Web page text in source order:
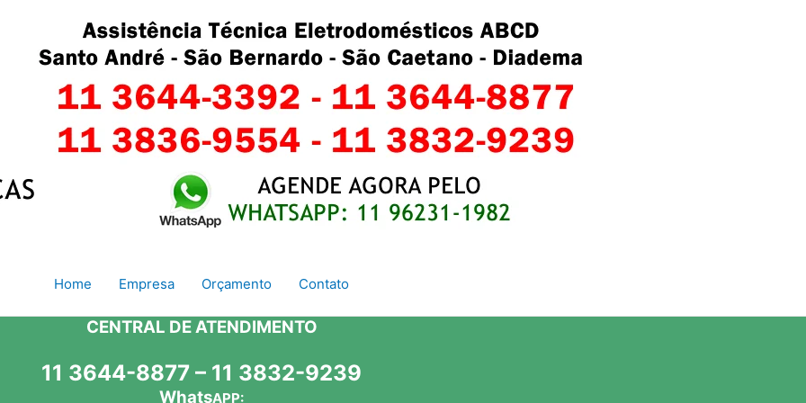
Home Empresa Orçamento Contato
CENTRAL DE ATENDIMENTO
11 3644-8877 – 11 3832-9239
WhatsAPP: